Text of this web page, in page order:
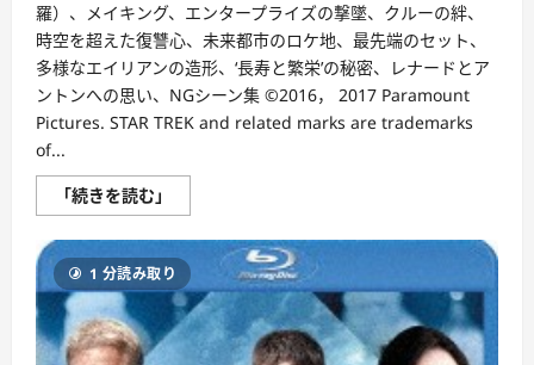
羅）、メイキング、エンタープライズの撃墜、クルーの絆、
時空を超えた復讐心、未来都市のロケ地、最先端のセット、
多様なエイリアンの造形、‘長寿と繁栄’の秘密、レナードとア
ントンへの思い、NGシーン集 ©2016， 2017 Paramount
Pictures. STAR TREK and related marks are trademarks
of...
「続きを読む」
タ
ト
レ
ッ
ク
BEYOND
（ブ
ル
1 分読み取り